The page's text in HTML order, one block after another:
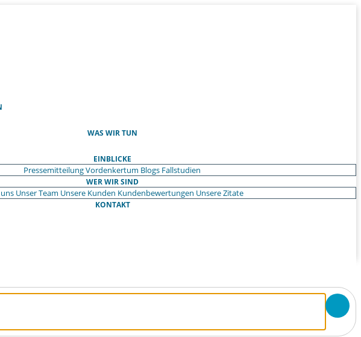
WAS WIR TUN
EINBLICKE
PressemitteilungVordenkertum Blogs Fallstudien
WER WIR SIND
Unser Team Unsere Kunden Kundenbewertungen Unsere Zitate
KONTAKT